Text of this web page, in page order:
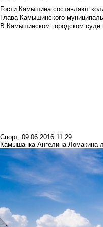
Гости Камышина составляют
Глава Камышинского
В Камышинском городском
Спорт, 09.06.2016 11:29
Камышанка Ангелина Ломакина